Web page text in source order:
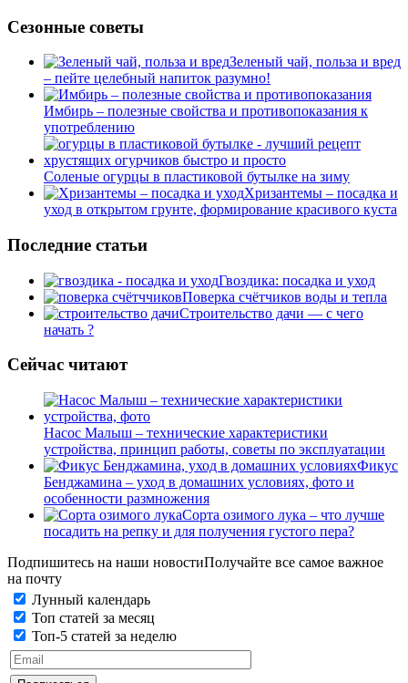
Сезонные советы
Зеленый чай, польза и вред
– пейте целебный напиток разумно!
Имбирь – полезные свойства и противопоказания к
употреблению
Соленые огурцы в пластиковой бутылке на зиму
Хризантемы – посадка и
уход в открытом грунте, формирование красивого куста
Последние статьи
Гвоздика: посадка и уход
Поверка счётчиков воды и тепла
Строительство дачи — с чего
начать ?
Сейчас читают
Насос Малыш – технические характеристики
устройства, принцип работы, советы по эксплуатации
Фикус
Бенджамина – уход в домашних условиях, фото и
особенности размножения
Сорта озимого лука – что лучше
посадить на репку и для получения густого пера?
Подпишитесь на наши новостиПолучайте все самое важное
на почту
Лунный календарь
Топ статей за месяц
Топ-5 статей за неделю